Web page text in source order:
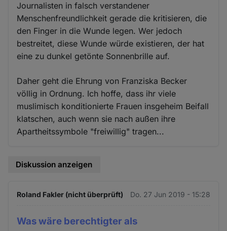
Journalisten in falsch verstandener
Menschenfreundlichkeit gerade die kritisieren, die
den Finger in die Wunde legen. Wer jedoch
bestreitet, diese Wunde würde existieren, der hat
eine zu dunkel getönte Sonnenbrille auf.
Daher geht die Ehrung von Franziska Becker
völlig in Ordnung. Ich hoffe, dass ihr viele
muslimisch konditionierte Frauen insgeheim Beifall
klatschen, auch wenn sie nach außen ihre
Apartheitssymbole "freiwillig" tragen...
Diskussion anzeigen
Roland Fakler (nicht überprüft) Do. 27 Jun 2019 - 15:28
Was wäre berechtigter als